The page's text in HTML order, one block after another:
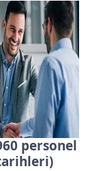
personel